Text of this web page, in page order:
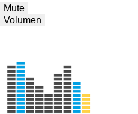
Mute
Volumen